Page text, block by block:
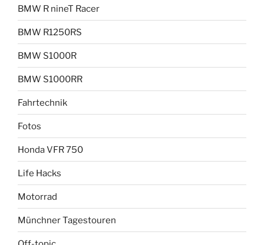
BMW R nineT Racer
BMW R1250RS
BMW S1000R
BMW S1000RR
Fahrtechnik
Fotos
Honda VFR 750
Life Hacks
Motorrad
Münchner Tagestouren